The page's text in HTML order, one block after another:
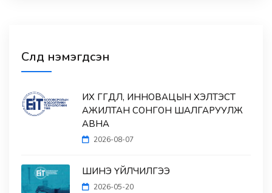
Сүүлд нэмэгдсэн
ИХ ӨГӨГДӨЛ, ИННОВАЦЫН ХЭЛТЭСТ
АЖИЛТАН СОНГОН ШАЛГАРУУЛЖ
АВНА
2026-08-07
ШИНЭ ҮЙЛЧИЛГЭЭ
2026-05-20